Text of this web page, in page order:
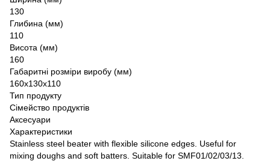
130
Глибина (мм)
110
Висота (мм)
160
Габаритні розміри виробу (мм)
160x130x110
Тип продукту
Сімейство продуктів
Аксесуари
Характеристики
Stainless steel beater with flexible silicone edges. Useful for
mixing doughs and soft batters. Suitable for SMF01/02/03/13.